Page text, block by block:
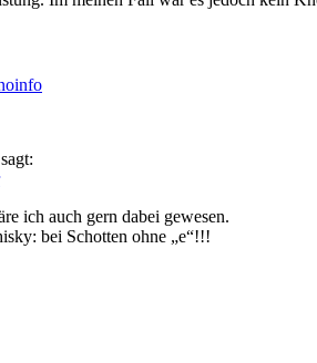
sagt:
ich auch gern dabei gewesen.
bei Schotten ohne „e“!!!